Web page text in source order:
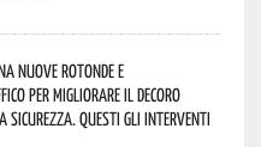
nuove rotonde e
per migliorare il decoro
sicurezza. Questi gli interventi